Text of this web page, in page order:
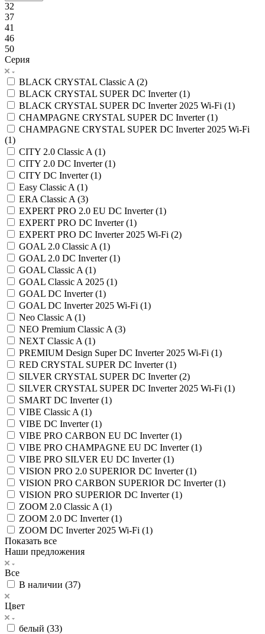
32
37
41
46
50
Серия
BLACK CRYSTAL Classic A (2)
BLACK CRYSTAL SUPER DC Inverter (1)
BLACK CRYSTAL SUPER DC Inverter 2025 Wi-Fi (1)
CHAMPAGNE CRYSTAL SUPER DC Inverter (1)
CHAMPAGNE CRYSTAL SUPER DC Inverter 2025 Wi-Fi
(1)
CITY 2.0 Classic A (1)
CITY 2.0 DC Inverter (1)
CITY DC Inverter (1)
Easy Classic A (1)
ERA Classic A (3)
EXPERT PRO 2.0 EU DC Inverter (1)
EXPERT PRO DC Inverter (1)
EXPERT PRO DC Inverter 2025 Wi-Fi (2)
GOAL 2.0 Classic A (1)
GOAL 2.0 DC Inverter (1)
GOAL Classic A (1)
GOAL Classic A 2025 (1)
GOAL DC Inverter (1)
GOAL DC Inverter 2025 Wi-Fi (1)
Neo Classic A (1)
NEO Premium Classic A (3)
NEXT Classic A (1)
PREMIUM Design Super DC Inverter 2025 Wi-Fi (1)
RED CRYSTAL SUPER DC Inverter (1)
SILVER CRYSTAL SUPER DC Inverter (2)
SILVER CRYSTAL SUPER DC Inverter 2025 Wi-Fi (1)
SMART DC Inverter (1)
VIBE Classic A (1)
VIBE DC Inverter (1)
VIBE PRO CARBON EU DC Inverter (1)
VIBE PRO CHAMPAGNE EU DC Inverter (1)
VIBE PRO SILVER EU DC Inverter (1)
VISION PRO 2.0 SUPERIOR DC Inverter (1)
VISION PRO CARBON SUPERIOR DC Inverter (1)
VISION PRO SUPERIOR DC Inverter (1)
ZOOM 2.0 Classic A (1)
ZOOM 2.0 DC Inverter (1)
ZOOM DC Inverter 2025 Wi-Fi (1)
Показать все
Наши предложения
Все
В наличии (37)
Цвет
белый (33)